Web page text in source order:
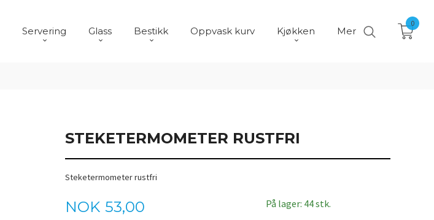
Servering Glass Bestikk Oppvask kurv Kjøkken Mer
0
STEKETERMOMETER RUSTFRI
Steketermometer rustfri
Pris
NOK 53,00 På lager: 44 stk.